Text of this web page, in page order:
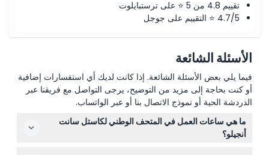
تقييم 4.8 من 5 ⭐ على ترستبايلوت
4.7/5 ⭐ التقييم على جوجل
الأسئلة الشائعة
فيما يلي بعض الأسئلة الشائعة. إذا كانت لديك أي استفسارات إضافية
أو كنت بحاجة إلى مزيد من التوضيح، يرجى التواصل مع فريقنا عبر
الدردشة الحية أو نموذج الاتصال بنا أو عبر الواتساب.
ما هي ساعات العمل في المتحف الوطني لكاستل سانت
أنجيلو؟